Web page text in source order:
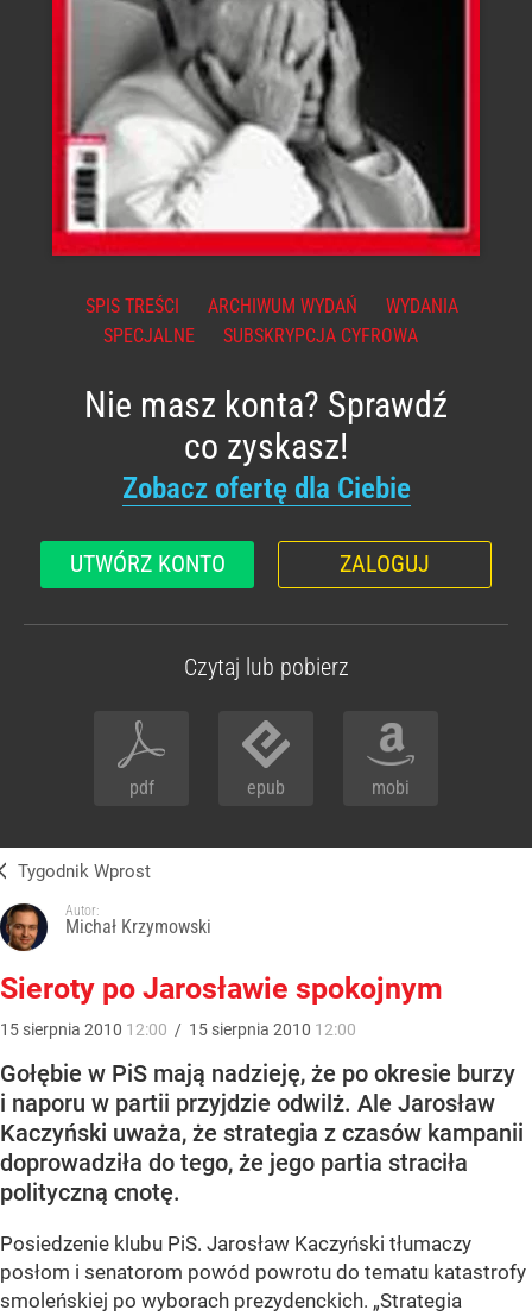
SPIS TREŚCI ARCHIWUM WYDAŃ
WYDANIA
SPECJALNE
SUBSKRYPCJA CYFROWA
Nie masz konta? Sprawdź
co zyskasz!
Zobacz ofertę dla Ciebie
UTWÓRZ KONTO ZALOGUJ
Czytaj lub pobierz
pdf epub mobi
Tygodnik Wprost
Autor:
Michał Krzymowski
Sieroty po Jarosławie spokojnym
15 sierpnia 2010 12:00 / 15 sierpnia 2010 12:00
Gołębie w PiS mają nadzieję, że po okresie burzy
i naporu w partii przyjdzie odwilż. Ale Jarosław
Kaczyński uważa, że strategia z czasów kampanii
doprowadziła do tego, że jego partia straciła
polityczną cnotę.
Posiedzenie klubu PiS. Jarosław Kaczyński tłumaczy
posłom i senatorom powód powrotu do tematu katastrofy
smoleńskiej po wyborach prezydenckich. „Strategia